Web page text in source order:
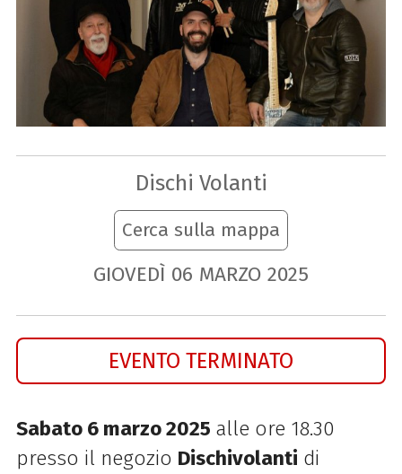
Dischi Volanti
Cerca sulla mappa
GIOVEDÌ 06 MARZO 2025
EVENTO TERMINATO
Sabato 6 marzo 2025 alle ore 18.30
presso il negozio Dischivolanti di